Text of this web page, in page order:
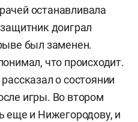
останавливала
доиграл
был заменен.
что происходит.
о состоянии
игры. Во втором
еще и Нижегородову, и